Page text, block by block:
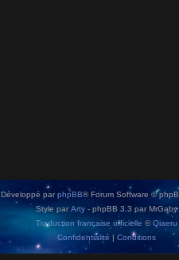
Développé parphpBB® Forum Software ©
Style par Arty - phpBB 3.3 par MrGaby
Traduction française officielle ©Qiaeru
Confidentialité | Conditions